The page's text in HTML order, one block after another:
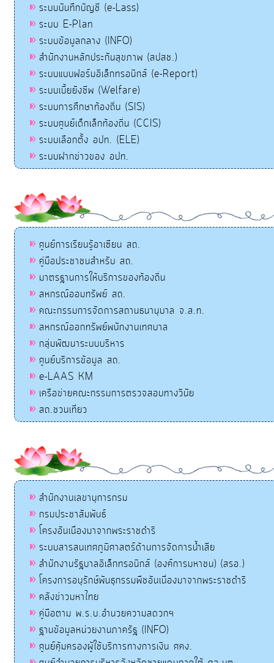
ระบบบันทึกบัญชี (e-Lass)
ระบบ E-Plan
ระบบข้อมูลกลาง (INFO)
สำนักงานหลักประกันสุขภาพ (สปสช.)
ระบบแบบฟอร์มอิเล็กทรอนิกส์ (e-Report)
ระบบเบี้ยยังชีพ (Welfare)
ระบบการศึกษาท้องถิ่น (SIS)
ระบบศูนย์เด็กเล็กท้องถิ่น (CCIS)
ระบบเลือกตั้ง อปท. (ELE)
ระบบฝากข่าวของ อปท.
ศูนย์การเรียนรู้อาเซียน สถ.
คู่มือประชาชนสำหรับ สถ.
มาตรฐานการให้บริการของท้องถิ่น
สหกรณ์ออมทรัพย์ สถ.
คณะกรรมการจัดการสถานธนานุบาล จ.ส.ท.
สหกรณ์ออกทรัพย์พนักงานเทศบาล
กลุ่มพัฒนาระบบบริหาร
ศูนย์บริการข้อมูล สถ.
e-LAAS KM
เครือข่ายคณะกรรมการตรวจสอบทางวินัย
สถ.ชวนเที่ยว
สำนักงานเลขานุการกรม
กรมประชาสัมพันธ์
โครงอันเนื่องมาจากพระราชดำริ
ระบบสารสนเทศภูมิศาสตร์ด้านการจัดการน้ำเสีย
สำนักงานรัฐบาลอิเล็กทรอนิกส์ (องค์การมหาชน) (สรอ.)
โครงการอนุรักษ์พันธุกรรมพืชอันเนื่องมาจากพระราชดำริ
คลังข่าวมหาไทย
คู่มือตาม พ.ร.บ.อำนวยความสดวกฯ
ฐานข้อมูลหน่วยงานภาครัฐ (INFO)
ศูนย์คุ้มครองผู้ใช้บริการทางการเงิน ศคง.